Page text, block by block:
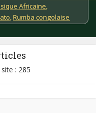
Africaine,
,Rumba congolaise
: 285